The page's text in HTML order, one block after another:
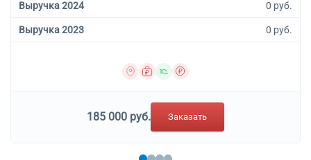
Выручка 2024 0 руб.
Выручка 2023 0 руб.
185 000 руб. Заказать